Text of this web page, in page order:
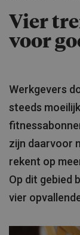
Vier
voor
Werkgevers
steeds
zijn daarvoor
rekent op
Op dit gebied
vier